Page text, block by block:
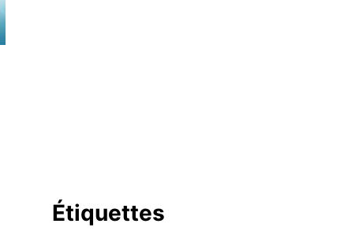
Étiquettes